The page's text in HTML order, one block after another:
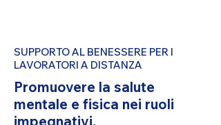
SUPPORTO AL BENESSERE PER I
LAVORATORI A DISTANZA
Promuovere la salute
mentale e fisica nei ruoli
impegnativi.